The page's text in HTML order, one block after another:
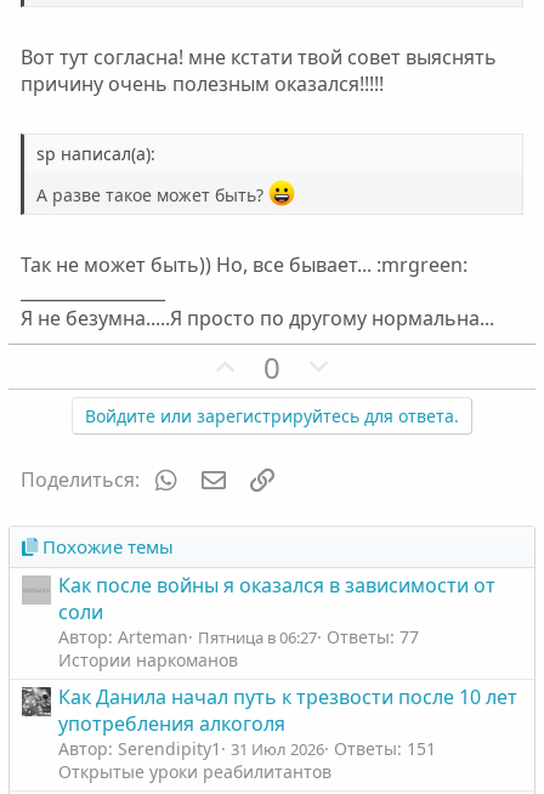
л
о
л
о
Вот тут согласна! мне кстати твой совет выяснять
причину очень полезным оказался!!!!!
sp написал(а):
А разве такое может быть?
Так не может быть)) Но, все бывает... :mrgreen:
Я не безумна.....Я просто по другому нормальна...
П
о
з
т
в
н
ы
й
г
о
л
о
с
0
е
г
в
н
ы
й
г
о
л
о
Войдите или зарегистрируйтесь для ответа.
Поделиться: WhatsAppЭлектронная почта
Похожие темы
Как после войны я оказался в зависимости от
соли
Автор: Arteman Пятница в 06:27 Ответы: 77
Истории наркоманов
Как Данила начал путь к трезвости после 10 лет
употребления алкоголя
Автор: Serendipity1 31 Июл 2026 Ответы: 151
Открытые уроки реабилитантов